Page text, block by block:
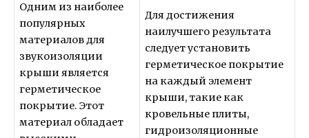
Одним из наиболее
популярных
материалов для
звукоизоляции
крыши является
герметическое
покрытие. Этот
материал обладает
Для достижения
наилучшего результата
следует установить
герметическое покрытие
на каждый элемент
крыши, такие как
кровельные плиты,
гидроизоляционные